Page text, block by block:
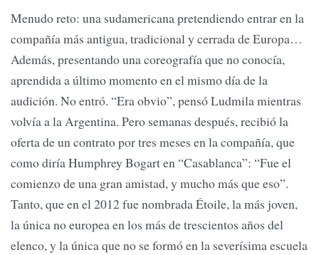
Menudo reto: una sudamericana pretendiendo entrar en la
compañía más antigua, tradicional y cerrada de Europa…
Además, presentando una coreografía que no conocía,
aprendida a último momento en el mismo día de la
audición. No entró. “Era obvio”, pensó Ludmila mientras
volvía a la Argentina. Pero semanas después, recibió la
oferta de un contrato por tres meses en la compañía, que
como diría Humphrey Bogart en “Casablanca”: “Fue el
comienzo de una gran amistad, y mucho más que eso”.
Tanto, que en el 2012 fue nombrada Étoile, la más joven,
la única no europea en los más de trescientos años del
elenco, y la única que no se formó en la severísima escuela